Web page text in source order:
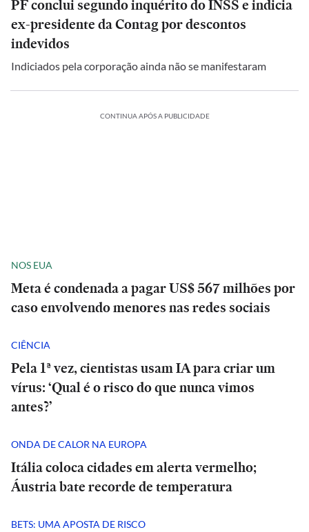
PF conclui segundo inquérito do INSS e indicia
ex-presidente da Contag por descontos
indevidos
Indiciados pela corporação ainda não se manifestaram
CONTINUA APÓS A PUBLICIDADE
NOS EUA
Meta é condenada a pagar US$ 567 milhões por
caso envolvendo menores nas redes sociais
CIÊNCIA
Pela 1ª vez, cientistas usam IA para criar um
vírus: ‘Qual é o risco do que nunca vimos
antes?’
ONDA DE CALOR NA EUROPA
Itália coloca cidades em alerta vermelho;
Áustria bate recorde de temperatura
BETS: UMA APOSTA DE RISCO